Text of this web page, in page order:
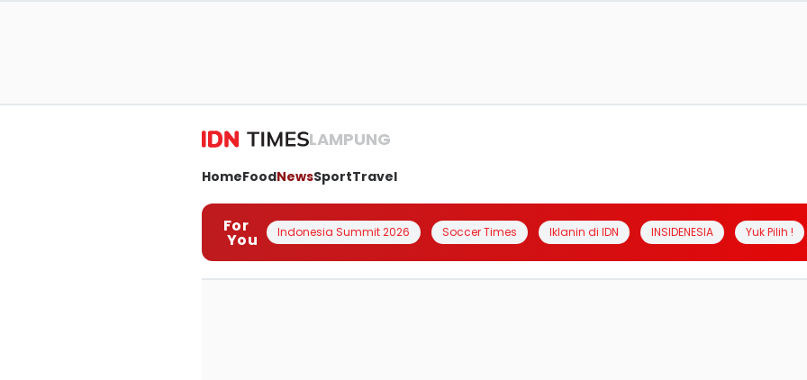
LAMPUNG
HomeFoodNewsSportTravel
For
You Indonesia Summit 2026 Soccer Times Iklanin di IDN INSIDENESIA Yuk Pilih !